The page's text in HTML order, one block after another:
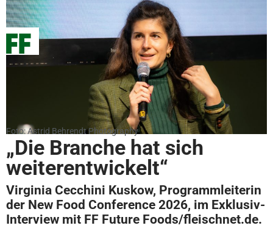
Foto: Astrid Behrendt Photography
„Die Branche hat sich
weiterentwickelt“
Virginia Cecchini Kuskow, Programmleiterin
der New Food Conference 2026, im Exklusiv-
Interview mit FF Future Foods/fleischnet.de.